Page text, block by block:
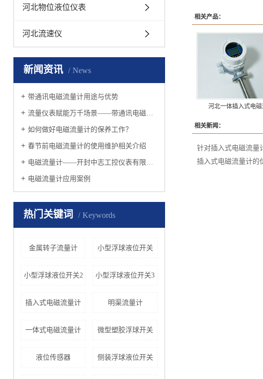
河北物位液位仪表
河北流速仪
新闻资讯 News
带通讯电磁流量计用途与优势
流量仪表赋能万千场景——带通讯电磁流量计
如何做好电磁流量计的保养工作？
春节前电磁流量计的使用维护相关介绍
电磁流量计——开封中志工控仪表有限公司
电磁流量计应用案例
热门关键词 Keywords
金属转子流量计 小型浮球液位开关
小型浮球液位开关2 小型浮球液位开关3
插入式电磁流量计 明渠流量计
一体式电磁流量计 微型塑胶浮球开关
液位传感器 侧装浮球液位开关
相关产品：
河北一体插入式电磁
相关新闻：
针对插入式电磁流量
插入式电磁流量计的